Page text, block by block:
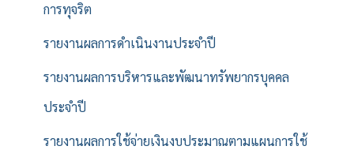
การทุจริต
รายงานผลการดำเนินงานประจำปี
รายงานผลการบริหารและพัฒนาทรัพยากรบุคคล
ประจำปี
รายงานผลการใช้จ่ายเงินงบประมาณตามแผนการใช้